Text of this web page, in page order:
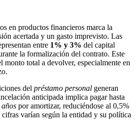
en productos financieros marca la
acertada y un gasto imprevisto. Las
entre 1% y 3% del capital
la formalización del contrato. Este
monto total a devolver, especialmente en
del préstamo personal generan
anticipada implica pagar hasta
años por amortizar, reduciéndose al 0,5%
cifras varían según la entidad y su política